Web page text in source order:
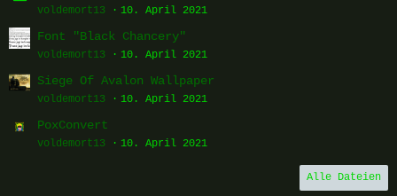
voldemort13 10. April 2021
Font "Black Chancery"
voldemort13 10. April 2021
Siege Of Avalon Wallpaper
voldemort13 10. April 2021
PoxConvert
voldemort13 10. April 2021
Alle Dateien